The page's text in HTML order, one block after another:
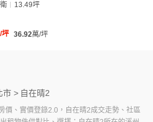
13.49坪
坪 36.92萬/坪
市 > 自在晴2
價、實價登錄2.0，自在晴2成交走勢、社區